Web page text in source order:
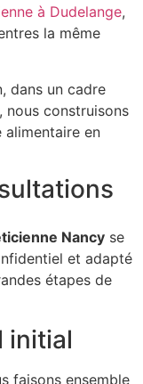
à Dudelange,
la même
dans un cadre
nous construisons
alimentaire en
Nancy se
et adapté
étapes de
initial
faisons ensemble